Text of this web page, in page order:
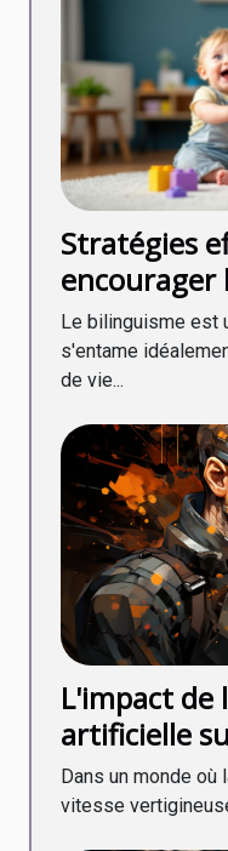
Stratégies
encourager
la petite
Le bilinguisme est
s'entame
de vie...
L'impact de
artificielle
Dans un monde où
vitesse